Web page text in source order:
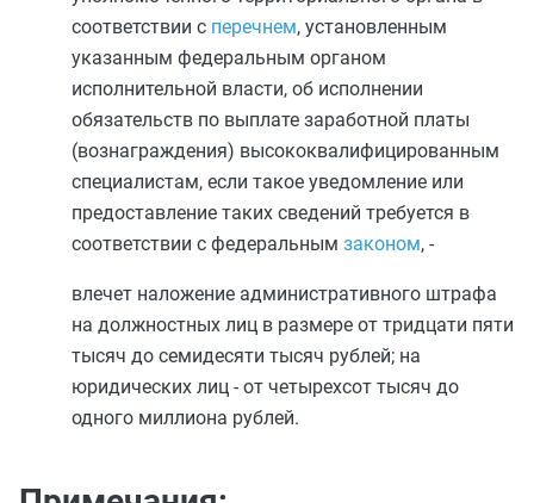
соответствии с перечнем, установленным
указанным федеральным органом
исполнительной власти, об исполнении
обязательств по выплате заработной платы
(вознаграждения) высококвалифицированным
специалистам, если такое уведомление или
предоставление таких сведений требуется в
соответствии с федеральным законом, -
влечет наложение административного штрафа
на должностных лиц в размере от тридцати пяти
тысяч до семидесяти тысяч рублей; на
юридических лиц - от четырехсот тысяч до
одного миллиона рублей.